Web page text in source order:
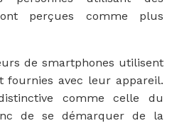
perçues comme plus
de smartphones utilisent
fournies avec leur appareil.
comme celle du
de se démarquer de la